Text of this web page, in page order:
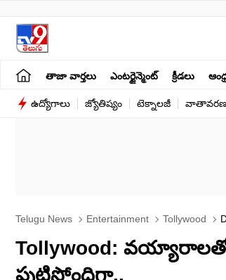
తాజా వార్తలు ఎంటర్టైన్మెంట్ క్రీడలు
ఉద్యోగాలు జ్యోతిష్యం టెక్నాలజీ
Telugu News Entertainment Tollywood
Tollywood: వయ్యారాలతో
పుట్టిస్తోందిగా..